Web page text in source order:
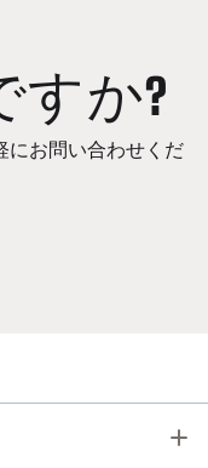
すか?
にお問い合わせくだ